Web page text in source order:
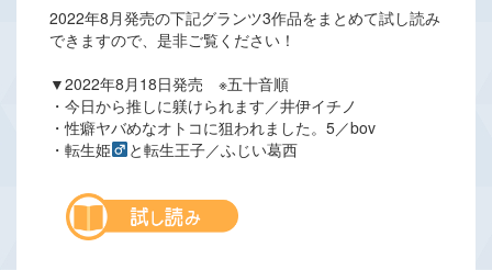
2022年8月発売の下記グランツ3作品をまとめて試し読み
できますので、是非ご覧ください！
▼2022年8月18日発売 ※五十音順
・今日から推しに躾けられます／井伊イチノ
・性癖ヤバめなオトコに狙われました。5／bov
・転生姫
と転生王子／ふじい葛西